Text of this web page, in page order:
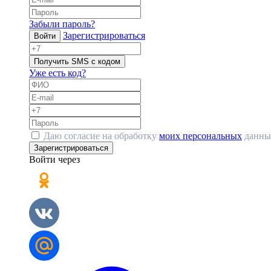
Забыли пароль?
Войти Зарегистрироваться
Получить SMS с кодом
Уже есть код?
Даю согласие на обработку моих персональных
Зарегистрироваться
Войти через